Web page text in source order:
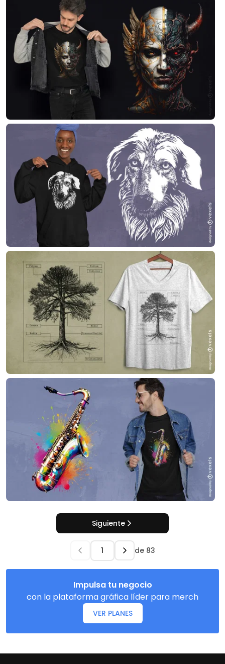
Siguiente
de 83
Impulsa tu negocio
con la plataforma gráfica líder para merch
VER PLANES